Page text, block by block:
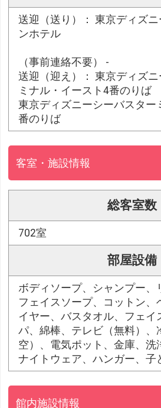
送迎（送り）： 東京ディズ
ンホテル
（事前連絡不要） -
送迎（迎え）： 東京ディズ
ミナル・イースト4番のりば
東京ディズニーシーバスター
番のりば
客室・施設情報
総客室数
702室
部屋設備
ボディソープ、シャンプー、
フェイスソープ、コットン、
イヤー、バスタオル、フェイ
パ、綿棒、テレビ（無料）、
空）、電気ポット、金庫、洗
ナイトウェア、ハンガー、子
館内施設情報